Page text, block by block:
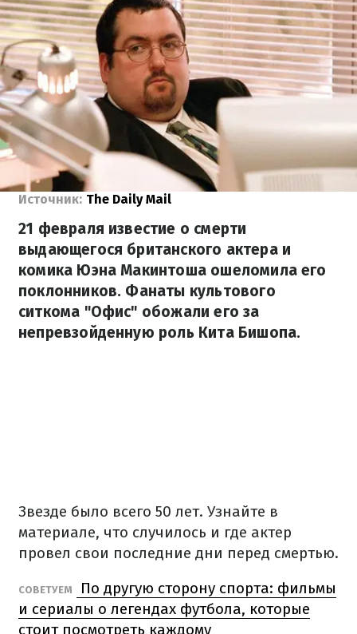
Источник: The Daily Mail
21 февраля известие о смерти
выдающегося британского актера и
комика Юэна Макинтоша ошеломила его
поклонников. Фанаты культового
ситкома "Офис" обожали его за
непревзойденную роль Кита Бишопа.
Звезде было всего 50 лет. Узнайте в
материале, что случилось и где актер
провел свои последние дни перед смертью.
СОВЕТУЕМ
По другую сторону спорта: фильмы
и сериалы о легендах футбола, которые
стоит посмотреть каждому